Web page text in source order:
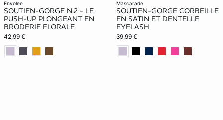
envolee
SOUTIEN-GORGE N.2 - LE
PUSH-UP PLONGEANT EN
BRODERIE FLORALE
42,99 €
mascarade
SOUTIEN-GORGE CORBEILLE
EN SATIN ET DENTELLE
EYELASH
39,99 €